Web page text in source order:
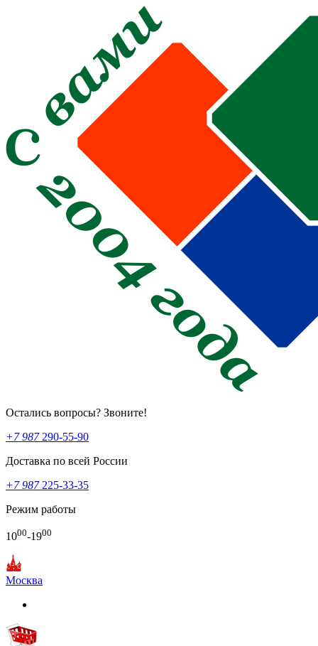
Остались вопросы? Звоните!
+7 987290-55-90
Доставка по всей России
+7 987225-33-35
Режим работы
1000-1900
Москва